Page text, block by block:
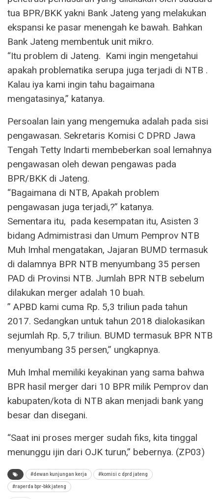
tua BPR/BKK yakni Bank Jateng yang melakukan
ekspansi ke pasar menengah ke bawah. Bahkan
Bank Jateng membentuk unit mikro.
“Itu problem di Jateng. Kami ingin mengetahui
apakah problematika serupa juga terjadi di NTB .
Kalau iya kami ingin tahu bagaimana
mengatasinya,” katanya.
Persoalan lain yang mengemuka adalah pada sisi
pengawasan. Sekretaris Komisi C DPRD Jawa
Tengah Tetty Indarti membeberkan soal lemahnya
pengawasan oleh dewan pengawas pada
BPR/BKK di Jateng.
“Bagaimana di NTB, Apakah problem
pengawasan juga terjadi,?” katanya.
Sementara itu, pada kesempatan itu, Asisten 3
bidang Admimistrasi dan Umum Pemprov NTB
Muh Imhal mengatakan, Jajaran BUMD termasuk
di dalamnya BPR NTB menyumbang 35 persen
PAD di Provinsi NTB. Jumlah BPR NTB sebelum
dilakukan merger adalah 10 buah.
” APBD kami cuma Rp. 5,3 triliun pada tahun
2017. Sedangkan untuk tahun 2018 dialokasikan
sejumlah Rp. 5,7 triliun. BUMD termasuk BPR NTB
menyumbang 35 persen,” ungkapnya.
Muh Imhal memiliki keyakinan yang sama bahwa
BPR hasil merger dari 10 BPR milik Pemprov dan
kabupaten/kota di NTB akan menjadi bank yang
besar dan disegani.
“Saat ini proses merger sudah fiks, kita tinggal
menunggu ijin dari OJK turun,” bebernya. (ZP03)
#dewan kunjungan kerja #komisi c dprd jateng
#raperda bpr-bkk jateng